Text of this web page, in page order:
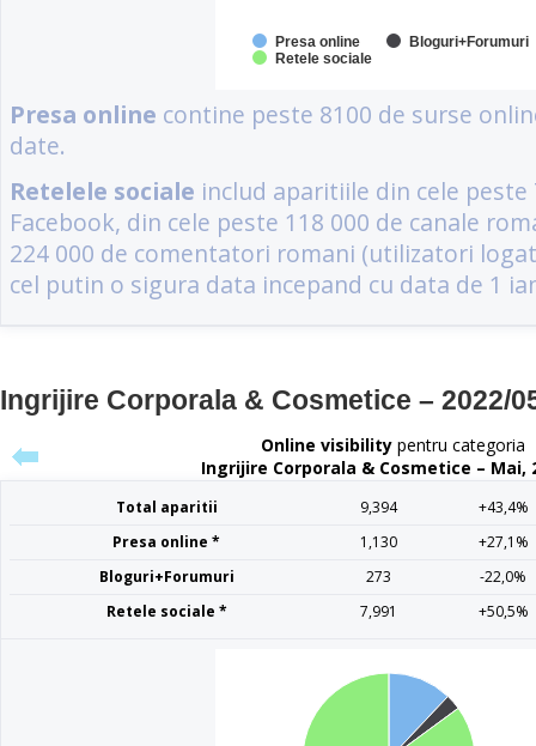
Ingrijire Corporala & Cosmetice – 2022/